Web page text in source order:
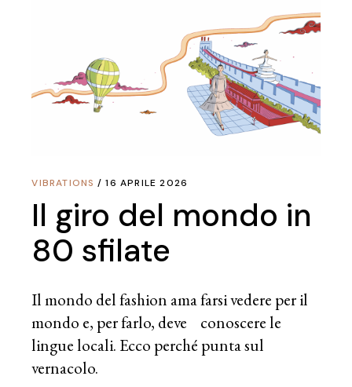
VIBRATIONS 16 APRILE 2026
Il giro del mondo in
80 sfilate
Il mondo del fashion ama farsi vedere per il
mondo e, per farlo, deve conoscere le
lingue locali. Ecco perché punta sul
vernacolo.